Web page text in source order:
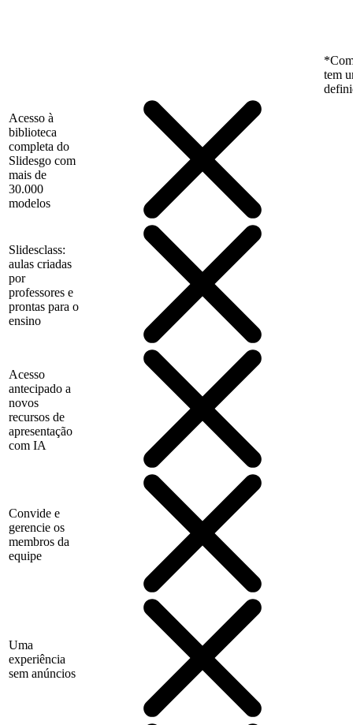
tem
Acesso à
biblioteca
completa do
Slidesgo com
mais de
30.000
modelos
Slidesclass:
aulas criadas
por
professores e
prontas para o
ensino
Acesso
antecipado a
novos
recursos de
apresentação
com IA
Convide e
gerencie os
membros da
equipe
Uma
experiência
sem anúncios